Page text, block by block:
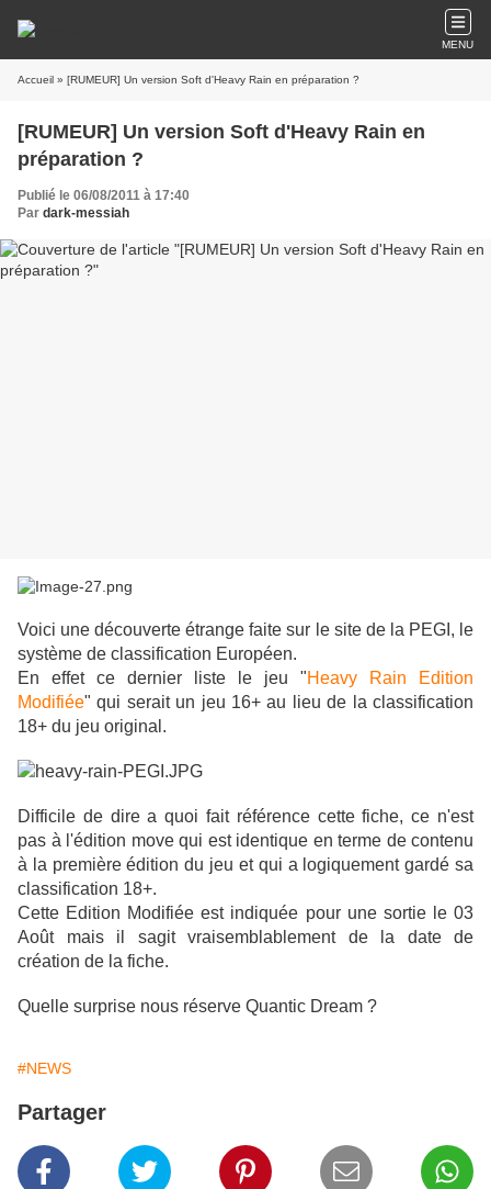
MENU
Accueil » [RUMEUR] Un version Soft d'Heavy Rain en préparation ?
[RUMEUR] Un version Soft d'Heavy Rain en
préparation ?
Publié le 06/08/2011 à 17:40
Par dark-messiah
Voici une découverte étrange faite sur le site de la PEGI, le
système de classification Européen.
En effet ce dernier liste le jeu "Heavy Rain Edition
Modifiée" qui serait un jeu 16+ au lieu de la classification
18+ du jeu original.
Difficile de dire a quoi fait référence cette fiche, ce n'est
pas à l'édition move qui est identique en terme de contenu
à la première édition du jeu et qui a logiquement gardé sa
classification 18+.
Cette Edition Modifiée est indiquée pour une sortie le 03
Août mais il sagit vraisemblablement de la date de
création de la fiche.
Quelle surprise nous réserve Quantic Dream ?
#NEWS
Partager